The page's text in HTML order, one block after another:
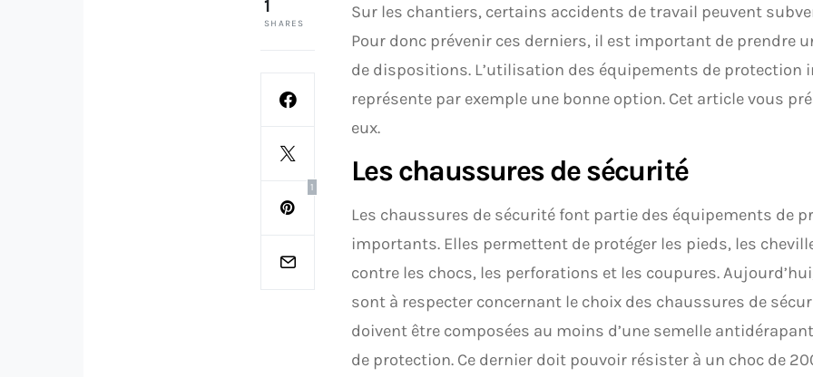
1
SHARES
1
Sur les chantiers, certains accidents de travail peuvent
Pour donc prévenir ces derniers, il est important de prendre
de dispositions. L’utilisation des équipements de protection
représente par exemple une bonne option. Cet article vous
eux.
Les chaussures de sécurité
Les chaussures de sécurité font partie des équipements de
importants. Elles permettent de protéger les pieds, les
contre les chocs, les perforations et les coupures.
sont à respecter concernant le choix des chaussures de
doivent être composées au moins d’une semelle
de protection. Ce dernier doit pouvoir résister à un choc de